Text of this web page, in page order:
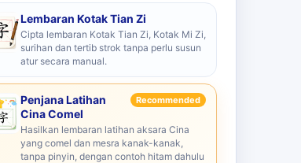
Lembaran Kotak Tian Zi
Cipta lembaran Kotak Tian Zi, Kotak Mi Zi,
surihan dan tertib strok tanpa perlu susun
atur secara manual.
Penjana Latihan
Cina Comel
Recommended
Hasilkan lembaran latihan aksara Cina
yang comel dan mesra kanak-kanak,
tanpa pinyin, dengan contoh hitam dahulu